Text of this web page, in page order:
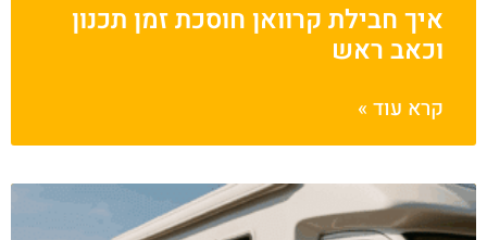
איך חבילת קרוואן חוסכת זמן תכנון
וכאב ראש
קרא עוד »